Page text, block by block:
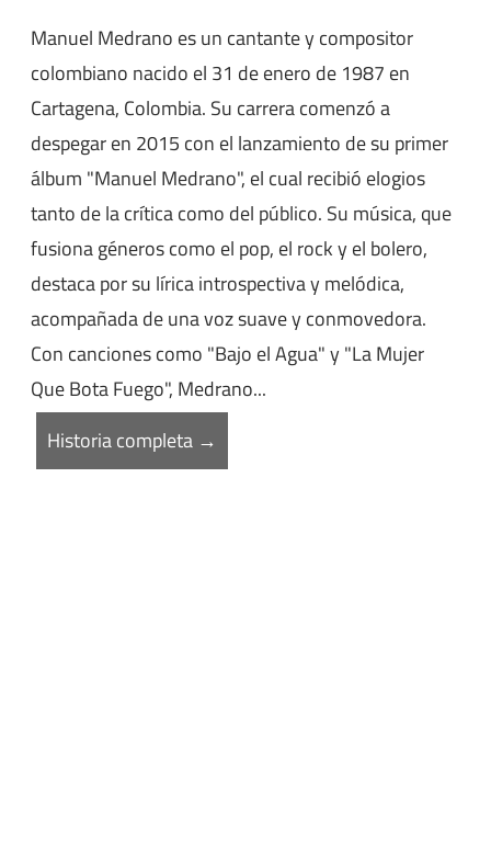
Manuel Medrano es un cantante y compositor
colombiano nacido el 31 de enero de 1987 en
Cartagena, Colombia. Su carrera comenzó a
despegar en 2015 con el lanzamiento de su primer
álbum "Manuel Medrano", el cual recibió elogios
tanto de la crítica como del público. Su música, que
fusiona géneros como el pop, el rock y el bolero,
destaca por su lírica introspectiva y melódica,
acompañada de una voz suave y conmovedora.
Con canciones como "Bajo el Agua" y "La Mujer
Que Bota Fuego", Medrano...
Historia completa →